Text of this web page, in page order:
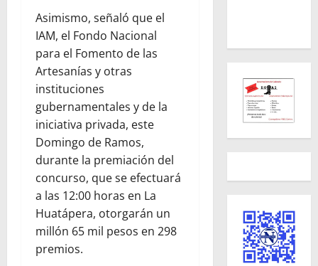
Asimismo, señaló que el
IAM, el Fondo Nacional
para el Fomento de las
Artesanías y otras
instituciones
gubernamentales y de la
iniciativa privada, este
Domingo de Ramos,
durante la premiación del
concurso, que se efectuará
a las 12:00 horas en La
Huatápera, otorgarán un
millón 65 mil pesos en 298
premios.